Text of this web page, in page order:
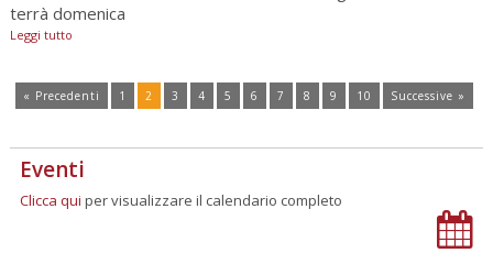
strade principali del nostro paese gremite di pubblico, torna
la 51esima edizione del Carnevale dei Ragazzi. La sfilata si
Leggi tutto
Eventi